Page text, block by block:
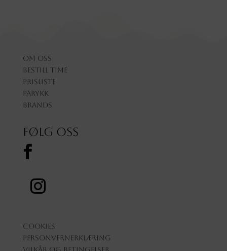
Om oss
Bestill time
Prisliste
Parykk
Brands
Følg oss
Cookies
Personvernerklæring